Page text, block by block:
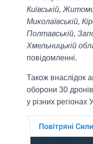
Київській,
Миколаївській,
Полтавській,
Хмельницькій
повідомленні.
Також внаслідок
оборони 30
у різних регіонах